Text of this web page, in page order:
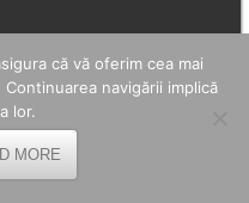
că vă oferim cea mai
navigării implică
lor.
MORE